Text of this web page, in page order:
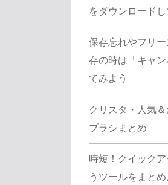
をダウンロード
保存忘れやフリ
存の時は「キャ
てみよう
クリスタ・人気
ブラシまとめ
時短！クイック
うツールをまとめ